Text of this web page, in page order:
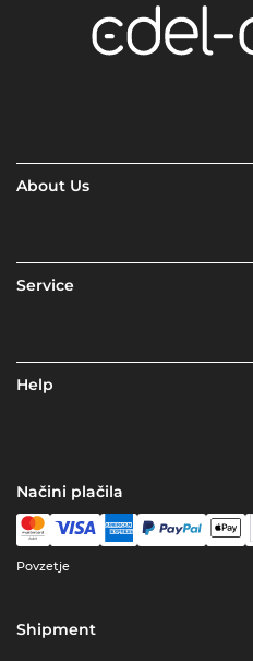
About Us
Service
Help
Načini plačila
Povzetje
Shipment